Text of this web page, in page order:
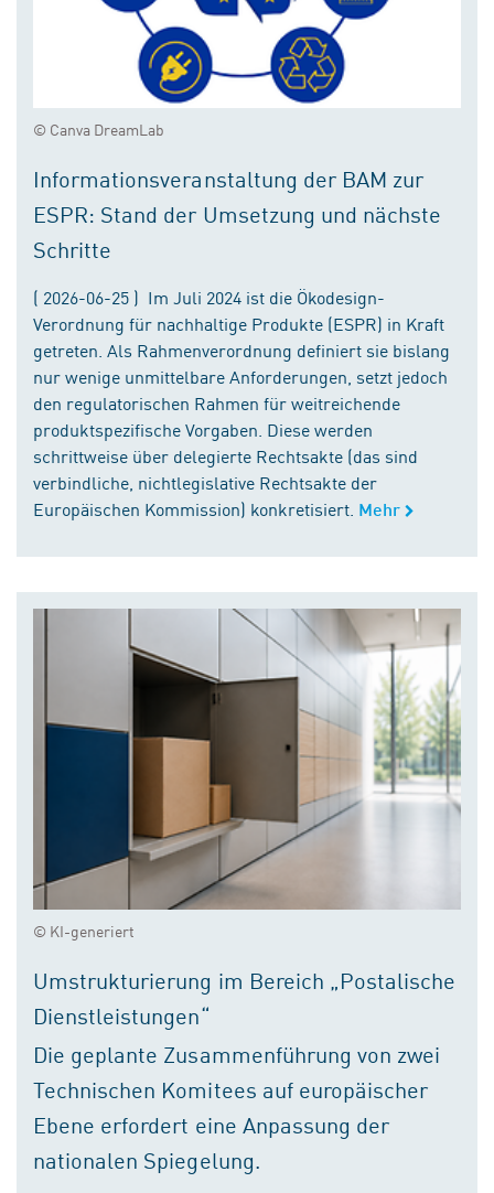
© Canva DreamLab
Informationsveranstaltung der BAM zur
ESPR: Stand der Umsetzung und nächste
Schritte
( 2026-06-25 ) Im Juli 2024 ist die Ökodesign-
Verordnung für nachhaltige Produkte (ESPR) in Kraft
getreten. Als Rahmenverordnung definiert sie bislang
nur wenige unmittelbare Anforderungen, setzt jedoch
den regulatorischen Rahmen für weitreichende
produktspezifische Vorgaben. Diese werden
schrittweise über delegierte Rechtsakte (das sind
verbindliche, nichtlegislative Rechtsakte der
Europäischen Kommission) konkretisiert. Mehr
© KI-generiert
Umstrukturierung im Bereich „Postalische
Dienstleistungen“
Die geplante Zusammenführung von zwei
Technischen Komitees auf europäischer
Ebene erfordert eine Anpassung der
nationalen Spiegelung.